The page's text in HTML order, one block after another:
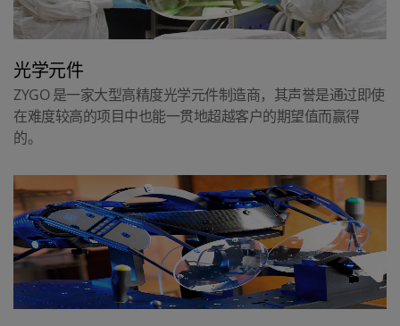
光学元件
ZYGO 是一家大型高精度光学元件制造商，其声誉是通过即使
在难度较高的项目中也能一贯地超越客户的期望值而赢得
的。